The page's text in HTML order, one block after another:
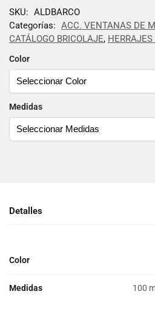
Color
Medidas
SKU: ALDBARCO
Categorías: ACC. VENTANAS DE
CATÁLOGO BRICOLAJE,
Detalles
Color
Medidas 100